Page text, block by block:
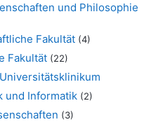
und Philosophie
Fakultät (4)
Fakultät (22)
und Informatik (2)
(3)